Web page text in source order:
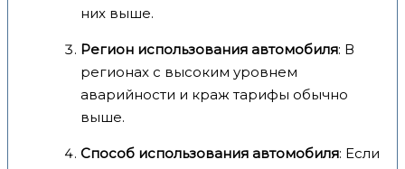
них выше.
Регион использования автомобиля: В
регионах с высоким уровнем
аварийности и краж тарифы обычно
выше.
Способ использования автомобиля: Если